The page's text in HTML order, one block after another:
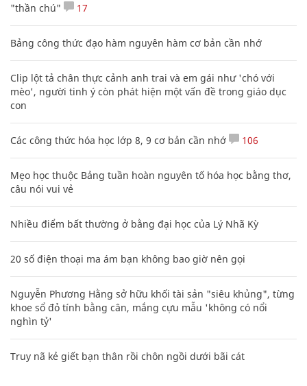
"thần chú"
17
Bảng công thức đạo hàm nguyên hàm cơ bản cần nhớ
Clip lột tả chân thực cảnh anh trai và em gái như 'chó với
mèo', người tinh ý còn phát hiện một vấn đề trong giáo dục
con
Các công thức hóa học lớp 8, 9 cơ bản cần nhớ 106
Mẹo học thuộc Bảng tuần hoàn nguyên tố hóa học bằng thơ,
câu nói vui vẻ
Nhiều điểm bất thường ở bằng đại học của Lý Nhã Kỳ
20 số điện thoại ma ám bạn không bao giờ nên gọi
Nguyễn Phương Hằng sở hữu khối tài sản "siêu khủng", từng
khoe sổ đỏ tính bằng cân, mắng cựu mẫu 'không có nổi
nghìn tỷ'
Truy nã kẻ giết bạn thân rồi chôn ngồi dưới bãi cát